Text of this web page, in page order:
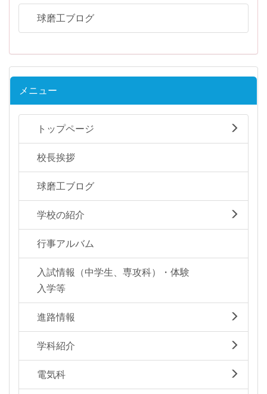
球磨工ブログ
メニュー
トップページ
校長挨拶
球磨工ブログ
学校の紹介
行事アルバム
入試情報（中学生、専攻科）・体験
入学等
進路情報
学科紹介
電気科